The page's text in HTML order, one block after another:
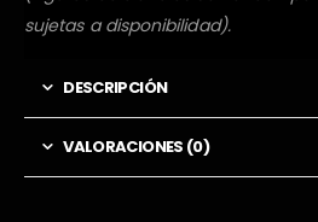
sujetas a disponibilidad).
DESCRIPCIÓN
VALORACIONES (0)